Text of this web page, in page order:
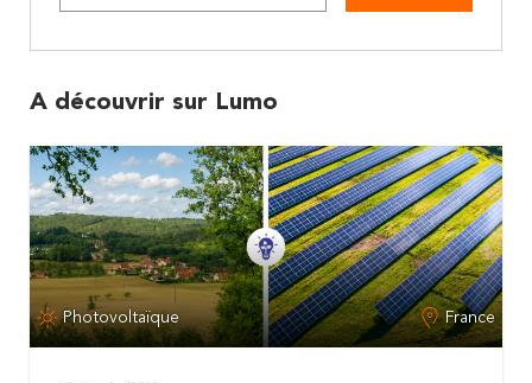
A découvrir sur Lumo
Photovoltaïque France